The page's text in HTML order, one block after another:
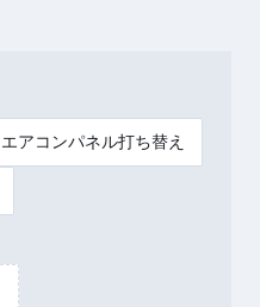
エアコンパネル打ち替え